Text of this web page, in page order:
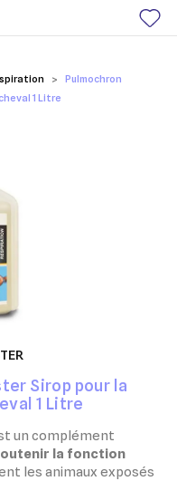
Pulmochron
1 Litre
Sirop pour la
1 Litre
un complément
la fonction
les animaux exposés